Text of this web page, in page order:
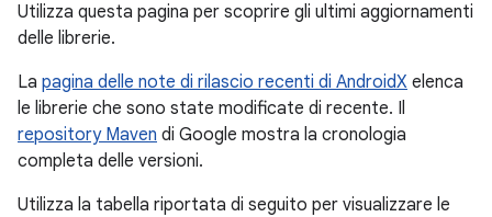
Utilizza questa pagina per scoprire gli ultimi aggiornamenti
delle librerie.
La pagina delle note di rilascio recenti di AndroidX elenca
le librerie che sono state modificate di recente. Il
repository Maven di Google mostra la cronologia
completa delle versioni.
Utilizza la tabella riportata di seguito per visualizzare le